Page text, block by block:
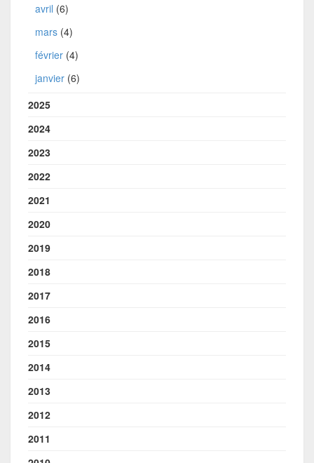
avril (6)
mars (4)
février (4)
janvier (6)
2025
2024
2023
2022
2021
2020
2019
2018
2017
2016
2015
2014
2013
2012
2011